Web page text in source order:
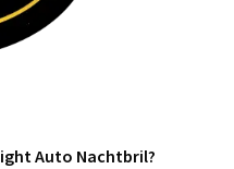
Auto Nachtbril?